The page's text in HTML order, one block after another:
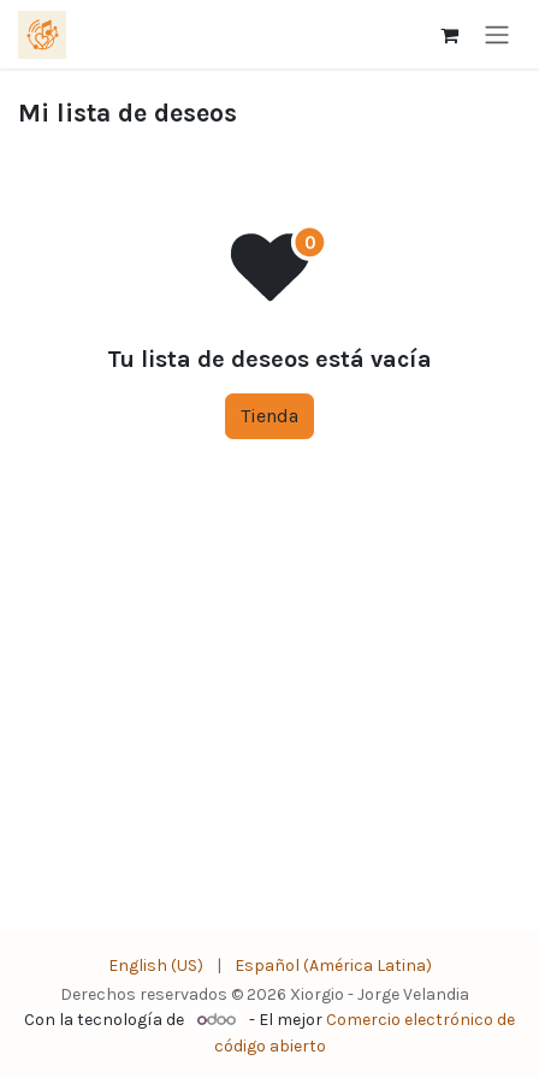
Ir al contenido
Mi lista de deseos
Tu lista de deseos está vacía
Tienda
Derechos reservados © 2026 Xiorgio - Jorge Velandia
English (US) | Español (América Latina)
Con la tecnología de - El mejorComercio electrónico de
código abierto